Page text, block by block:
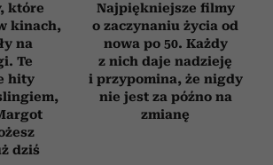
które
kinach,
na
Te
hity
dziś
Najpiękniejsze filmy
o zaczynaniu życia od
nowa po 50. Każdy
z nich daje nadzieję
i przypomina, że nigdy
nie jest za późno na
zmianę